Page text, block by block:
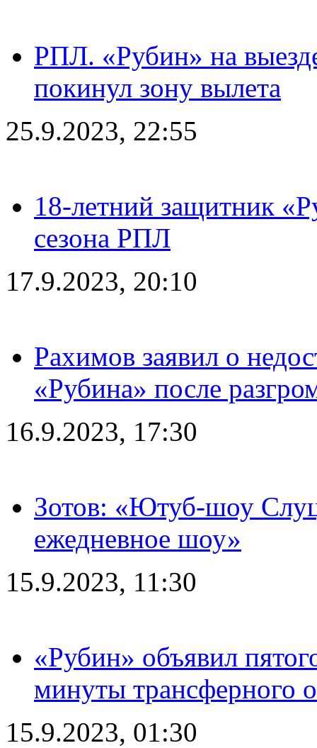
РПЛ. «Рубин» на
покинул зону вылета
25.9.2023, 22:55
18-летний защитник
сезона РПЛ
17.9.2023, 20:10
Рахимов заявил о
«Рубина» после
16.9.2023, 17:30
Зотов: «Ютуб-шоу
ежедневное шоу»
15.9.2023, 11:30
«Рубин» объявил
минуты трансферного
15.9.2023, 01:30